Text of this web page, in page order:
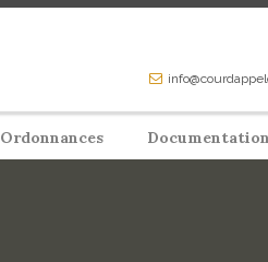
Ordonnances Documentation